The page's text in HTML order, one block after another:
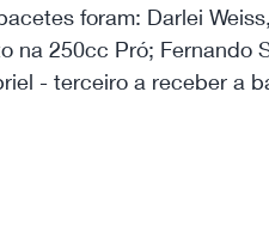
foram: Darlei
na 250cc Pró; Fernando
- terceiro a receber a